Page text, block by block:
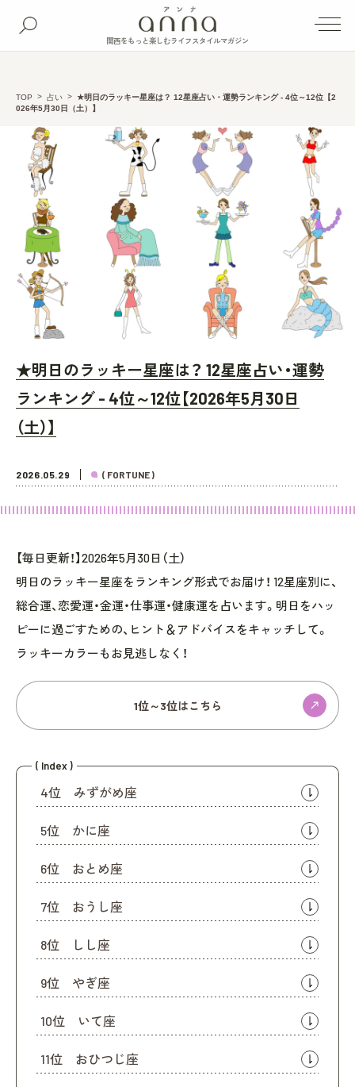
関西をもっと楽しむライフスタイルマガジン
TOP 占い
★明日のラッキー星座は？ 12星座占い・運勢ランキング - 4位～12位【2
026年5月30日（土）】
★明日のラッキー星座は？ 12星座占い・運勢
ランキング - 4位～12位【2026年5月30日
（土）】
2026.05.29 ( FORTUNE )
【毎日更新！】2026年5月30日（土）
明日のラッキー星座をランキング形式でお届け！ 12星座別に、
総合運、恋愛運・金運・仕事運・健康運を占います。明日をハッ
ピーに過ごすための、ヒント＆アドバイスをキャッチして。
ラッキーカラーもお見逃しなく！
1位～3位はこちら
( Index )
4位 みずがめ座
5位 かに座
6位 おとめ座
7位 おうし座
8位 しし座
9位 やぎ座
10位 いて座
11位 おひつじ座